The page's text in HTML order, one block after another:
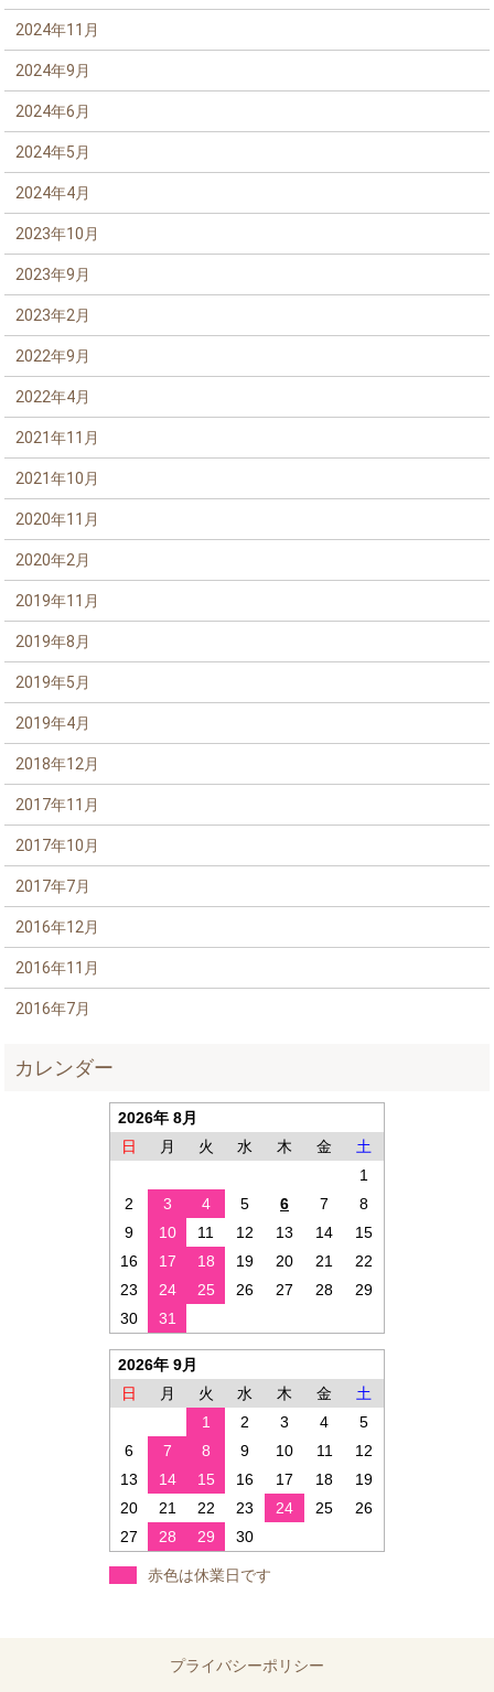
2024年11月
2024年9月
2024年6月
2024年5月
2024年4月
2023年10月
2023年9月
2023年2月
2022年9月
2022年4月
2021年11月
2021年10月
2020年11月
2020年2月
2019年11月
2019年8月
2019年5月
2019年4月
2018年12月
2017年11月
2017年10月
2017年7月
2016年12月
2016年11月
2016年7月
カレンダー
2026年 8月
日
月 火 水 木 金
土
1
2
3 4 5 6 7
8
9
10 11 12 13 14
15
16
17 18 19 20 21
22
23
24 25 26 27 28
29
30
31
2026年 9月
日
月 火 水 木 金
土
1
2 3 4
5
6
7 8 9 10 11
12
13
14 15 16 17 18
19
20
21 22 23 24 25
26
27
28 29 30
赤色は休業日です
プライバシーポリシー